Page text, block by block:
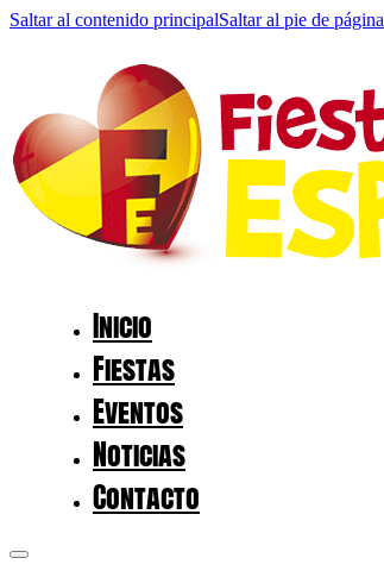
Saltar al contenido principalSaltar al pie de página
Inicio
Fiestas
Eventos
Noticias
Contacto